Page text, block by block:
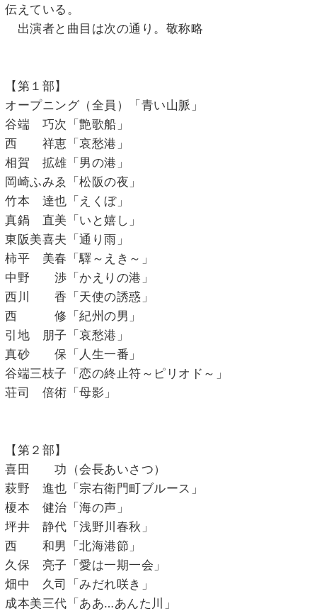
伝えている。
出演者と曲目は次の通り。敬称略
【第１部】
オープニング（全員）「青い山脈」
谷端 巧次「艶歌船」
西 祥恵「哀愁港」
相賀 拡雄「男の港」
岡崎ふみゑ「松阪の夜」
竹本 達也「えくぼ」
真鍋 直美「いと嬉し」
東阪美喜夫「通り雨」
柿平 美春「驛～えき～」
中野 渉「かえりの港」
西川 香「天使の誘惑」
西 修「紀州の男」
引地 朋子「哀愁港」
真砂 保「人生一番」
谷端三枝子「恋の終止符～ピリオド～」
荘司 倍術「母影」
【第２部】
喜田 功（会長あいさつ）
萩野 進也「宗右衛門町ブルース」
榎本 健治「海の声」
坪井 静代「浅野川春秋」
西 和男「北海港節」
久保 亮子「愛は一期一会」
畑中 久司「みだれ咲き」
成本美三代「ああ…あんた川」